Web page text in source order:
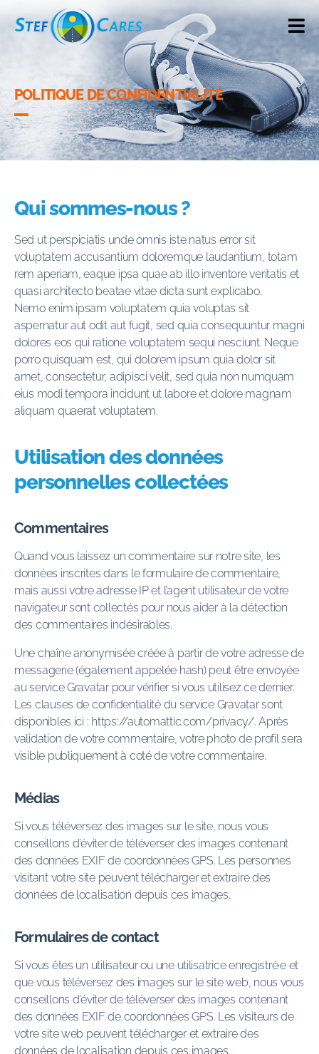
POLITIQUE DE CONFIDENTIALITÉ
Qui sommes-nous ?
Sed ut perspiciatis unde omnis iste natus error sit
voluptatem accusantium doloremque laudantium, totam
rem aperiam, eaque ipsa quae ab illo inventore veritatis et
quasi architecto beatae vitae dicta sunt explicabo.
Nemo enim ipsam voluptatem quia voluptas sit
aspernatur aut odit aut fugit, sed quia consequuntur magni
dolores eos qui ratione voluptatem sequi nesciunt. Neque
porro quisquam est, qui dolorem ipsum quia dolor sit
amet, consectetur, adipisci velit, sed quia non numquam
eius modi tempora incidunt ut labore et dolore magnam
aliquam quaerat voluptatem.
Utilisation des données
personnelles collectées
Commentaires
Quand vous laissez un commentaire sur notre site, les
données inscrites dans le formulaire de commentaire,
mais aussi votre adresse IP et l’agent utilisateur de votre
navigateur sont collectés pour nous aider à la détection
des commentaires indésirables.
Une chaîne anonymisée créée à partir de votre adresse de
messagerie (également appelée hash) peut être envoyée
au service Gravatar pour vérifier si vous utilisez ce dernier.
Les clauses de confidentialité du service Gravatar sont
disponibles ici : https://automattic.com/privacy/. Après
validation de votre commentaire, votre photo de profil sera
visible publiquement à coté de votre commentaire.
Médias
Si vous téléversez des images sur le site, nous vous
conseillons d’éviter de téléverser des images contenant
des données EXIF de coordonnées GPS. Les personnes
visitant votre site peuvent télécharger et extraire des
données de localisation depuis ces images.
Formulaires de contact
Si vous êtes un utilisateur ou une utilisatrice enregistré·e et
que vous téléversez des images sur le site web, nous vous
conseillons d’éviter de téléverser des images contenant
des données EXIF de coordonnées GPS. Les visiteurs de
votre site web peuvent télécharger et extraire des
données de localisation depuis ces images.